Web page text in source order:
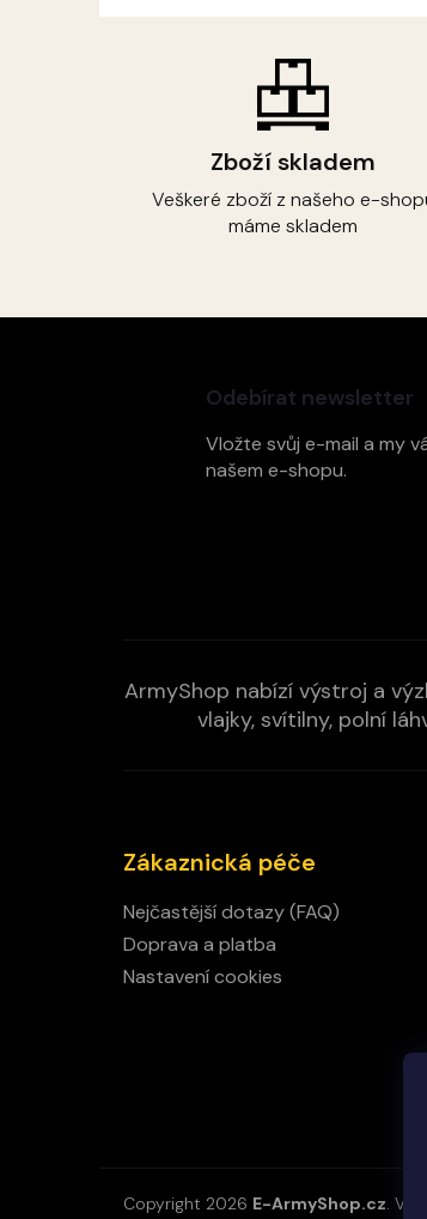
Zboží skladem
Veškeré zboží z našeho e-
máme skladem
Odebírat newsletter
Vložte svůj e-mail a my
našem e-shopu.
ArmyShop nabízí výstroj a
vlajky, svítilny, polní
Zákaznická péče
Nejčastější dotazy (FAQ)
Doprava a platba
Nastavení cookies
Copyright 2026 E-ArmyShop.cz.